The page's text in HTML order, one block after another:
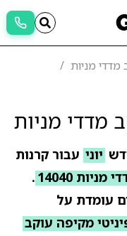
מניות
מדדי מניות
יוני עבור קרנות
14040
.
מקיפה עוקב